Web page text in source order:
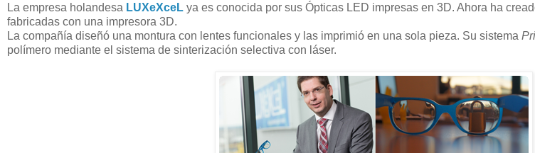
La empresa holandesa LUXeXceL ya es conocida por sus Ópticas LED impresas en 3D. Ahora ha
fabricadas con una impresora 3D.
La compañía diseñó una montura con lentes funcionales y las imprimió en una sola pieza. Su sistema
polímero mediante el sistema de sinterización selectiva con láser.